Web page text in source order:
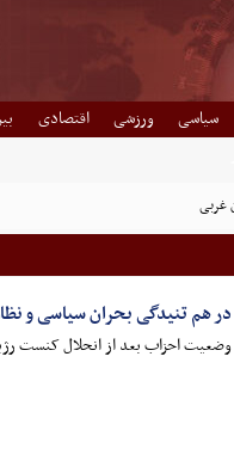
سیاسی ورزشی اقتصادی
در هم تنیدگی بحران سیاسی و
وضعیت احزاب بعد از انحلال کنست